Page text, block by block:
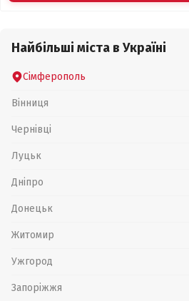
Найбільші міста в Україні
Сімферополь
Вінниця
Чернівці
Луцьк
Дніпро
Донецьк
Житомир
Ужгород
Запоріжжя